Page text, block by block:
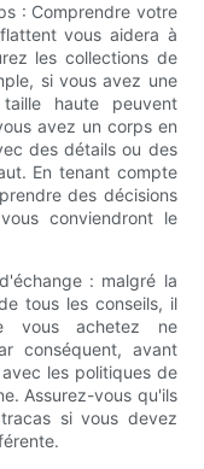
: Comprendre votre
vous aidera à
les collections de
si vous avez une
haute peuvent
avez un corps en
des détails ou des
En tenant compte
des décisions
conviendront le
: malgré la
tous les conseils, il
vous achetez ne
conséquent, avant
les politiques de
Assurez-vous qu'ils
si vous devez